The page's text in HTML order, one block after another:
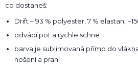
co dostaneš:
Drift – 93 % polyester, 7 % elastan,
odvádí pot a rychle schne
barva je sublimovaná přímo do
nošení a praní